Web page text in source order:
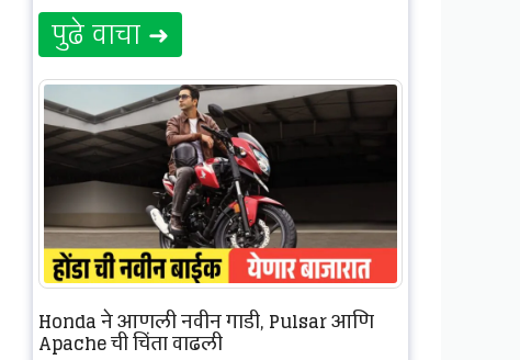
पुढे वाचा ➜
Honda ने आणली नवीन गाडी, Pulsar आणि
Apache ची चिंता वाढली